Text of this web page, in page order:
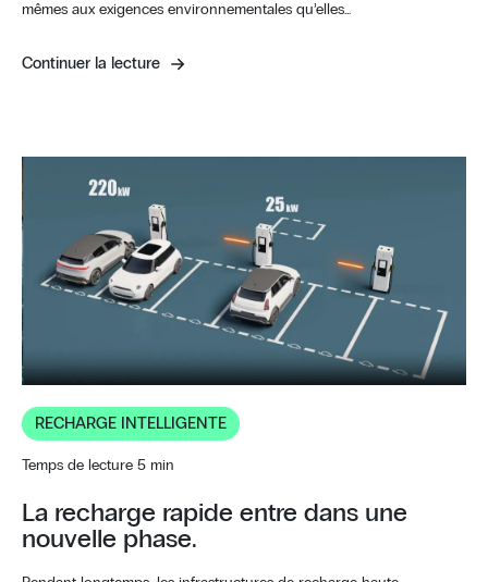
mêmes aux exigences environnementales qu’elles…
Continuer la lecture
RECHARGE INTELLIGENTE
Temps de lecture 5 min
La recharge rapide entre dans une
nouvelle phase.